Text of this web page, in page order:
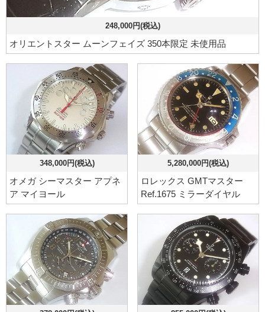
248,000円(税込)
オリエントスター ムーンフェイズ 350本限定 未使用品
348,000円(税込)
オメガ シーマスター アプネ
ア マイヨール
5,280,000円(税込)
ロレックス GMTマスター
Ref.1675 ミラーダイヤル